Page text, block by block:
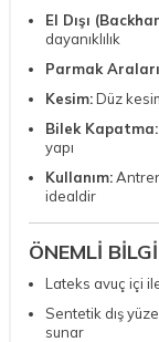
El Dışı
dayanıklılık
Parmak
Kesim:Düz
Bilek Kapatma:
yapı
Kullanım:
idealdir
ÖNEMLİ
Lateks avuç içi
Sentetik dış
sunar